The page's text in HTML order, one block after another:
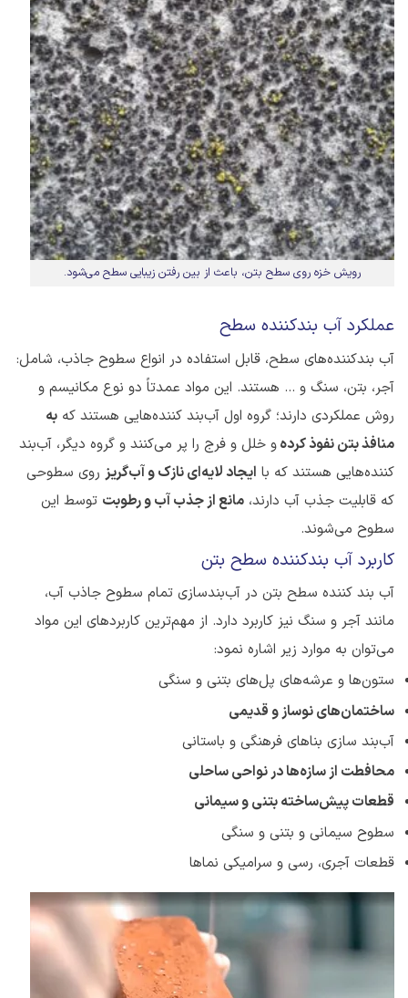
رویش خزه روی سطح بتن، باعث از بین رفتن زیبایی سطح می‌شود.
عملکرد آب بندکننده سطح
آب بندکننده‌های سطح، قابل استفاده در انواع سطوح جاذب، شامل:
آجر، بتن، سنگ و ... هستند. این مواد عمدتاً دو نوع مکانیسم و
روش عملکردی دارند؛ گروه اول آب‌بند کننده‌هایی هستند که به
منافذ بتن نفوذ کردهو خلل و فرج را پر‌ می‌کنند و گروه دیگر، آب‌بند
کننده‌هایی هستند که با ایجاد لایه‌ای نازک و آب‌گریز روی سطوحی
که قابلیت جذب آب دارند، مانع از جذب آب و رطوبت توسط این
سطوح می‌شوند.
کاربرد آب بندکننده سطح بتن
آب بند کننده سطح بتن در آب‌بندسازی تمام سطوح جاذب آب،
مانند آجر و سنگ نیز کاربرد دارد. از مهم‌ترین کاربرد‌های این مواد
می‌توان به موارد زیر اشاره نمود:
ستون‌ها و عرشه‌های پل‌های بتنی و سنگی
ساختمان‌های نوساز و قدیمی
آب‌بند سازی بناهای فرهنگی و باستانی
محافطت از سازه‌ها در نواحی ساحلی
قطعات پیش‌ساخته بتنی و سیمانی
سطوح سیمانی و بتنی و سنگی
قطعات آجری، رسی و سرامیکی نماها